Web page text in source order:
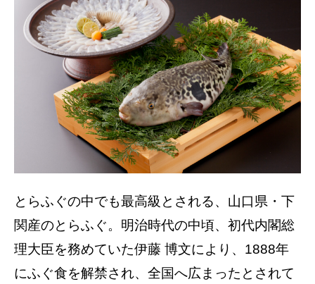
とらふぐの中でも最高級とされる、山口県・下
関産のとらふぐ。明治時代の中頃、初代内閣総
理大臣を務めていた伊藤 博文により、1888年
にふぐ食を解禁され、全国へ広まったとされて